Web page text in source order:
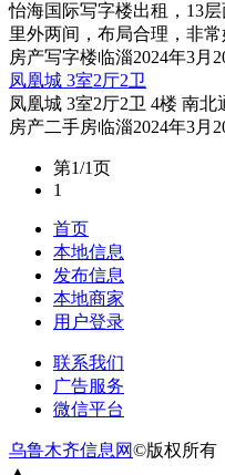
怡海国际写字楼出租，13层
里外两间，布局合理，非
房产写字楼临淄2024年3月
凤凰城 3室2厅2卫
凤凰城 3室2厅2卫 4楼 南
房产二手房临淄2024年3月
第1/1页
1
首页
本地信息
发布信息
本地商家
用户登录
联系我们
广告服务
微信平台
乌鲁木齐信息网©版权所有